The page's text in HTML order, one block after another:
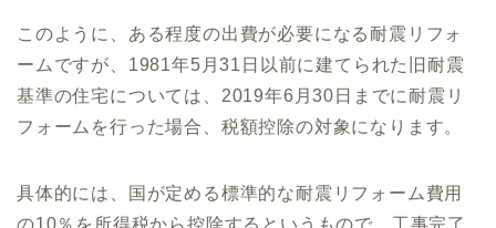
このように、ある程度の出費が必要になる耐震リフォ
ームですが、1981年5月31日以前に建てられた旧耐震
基準の住宅については、2019年6月30日までに耐震リ
フォームを行った場合、税額控除の対象になります。
具体的には、国が定める標準的な耐震リフォーム費用